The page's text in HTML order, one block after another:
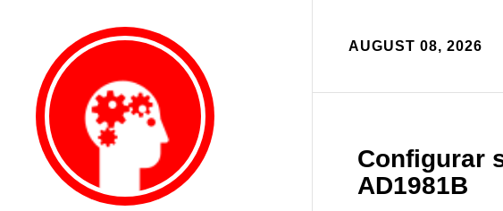
AUGUST 08, 2026
Configurar
AD1981B